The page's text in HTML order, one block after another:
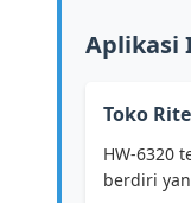
Aplikasi
Toko
HW-6320
berdiri